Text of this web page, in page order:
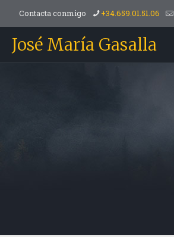
Contacta conmigo +34.659.01.51.06
José María Gasalla